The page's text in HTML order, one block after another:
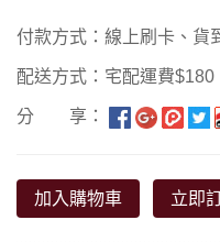
付款方式：線上刷卡、貨
配送方式：宅配運費
分 享：
加入購物車 立即